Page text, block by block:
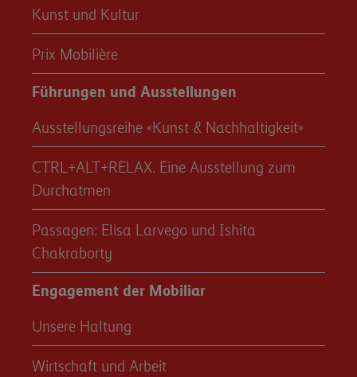
Kunst und Kultur
Prix Mobilière
Führungen und Ausstellungen
Ausstellungsreihe «Kunst & Nachhaltigkeit»
CTRL+ALT+RELAX. Eine Ausstellung zum
Durchatmen
Passagen: Elisa Larvego und Ishita
Chakraborty
Engagement der Mobiliar
Unsere Haltung
Wirtschaft und Arbeit